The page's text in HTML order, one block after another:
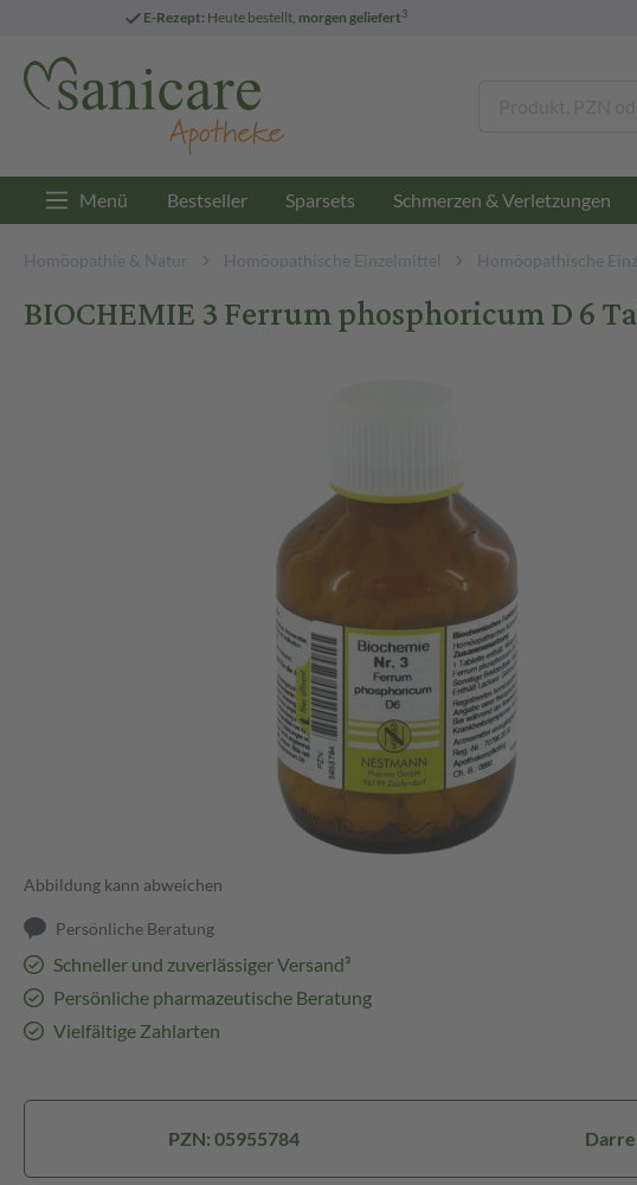
E-Rezept: Heute bestellt, morgen geliefert3
Menü Bestseller Sparsets Schmerzen & Verletzungen
Homöopathie & Natur Homöopathische Einzelmittel Homöopathische
BIOCHEMIE 3 Ferrum phosphoricum D 6
Abbildung kann abweichen
Persönliche Beratung
Schneller und zuverlässiger Versand³
Persönliche pharmazeutische Beratung
Vielfältige Zahlarten
PZN: 05955784